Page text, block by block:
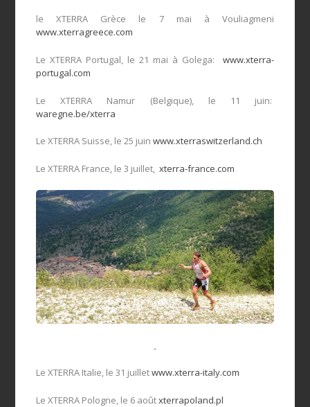
le XTERRA Grèce le 7 mai à Vouliagmeni
www.xterragreece.com
Le XTERRA Portugal, le 21 mai à Golega: www.xterra-
portugal.com
Le XTERRA Namur (Belgique), le 11 juin:
waregne.be/xterra
Le XTERRA Suisse, le 25 juinwww.xterraswitzerland.ch
Le XTERRA France, le 3 juillet,xterra-france.com
Le XTERRA Italie, le 31 juilletwww.xterra-italy.com
Le XTERRA Pologne, le 6 aoûtxterrapoland.pl